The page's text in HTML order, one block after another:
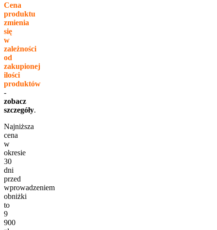
Cena
produktu
zmienia
się
w
zależności
od
zakupionej
ilości
produktów
-
zobacz
szczegóły.
Najniższa
cena
w
okresie
30
dni
przed
wprowadzeniem
obniżki
to
9
900